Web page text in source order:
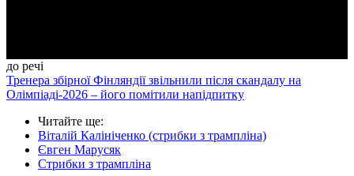
до речі
Тренера збірної Фінляндії звільнили після скандалу на
Олімпіаді-2026 – його помітили напідпитку
Читайте ще:
Віталій Калініченко (стрибки з трампліна)
Євген Марусяк
Стрибки з трампліна